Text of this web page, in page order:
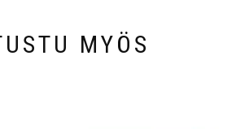
MYÖS